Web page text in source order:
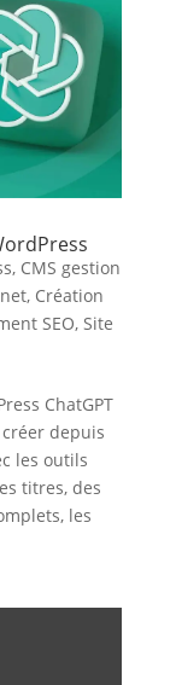
, CMS gestion
, Création
SEO, Site
ChatGPT
depuis
les outils
titres, des
les